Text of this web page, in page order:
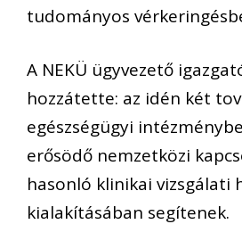
tudományos
A NEKÜ ügyvezető
hozzátette: az idén két
egészségügyi
erősödő nemzetközi
hasonló klinikai vizsgálati
kialakításában segítenek.